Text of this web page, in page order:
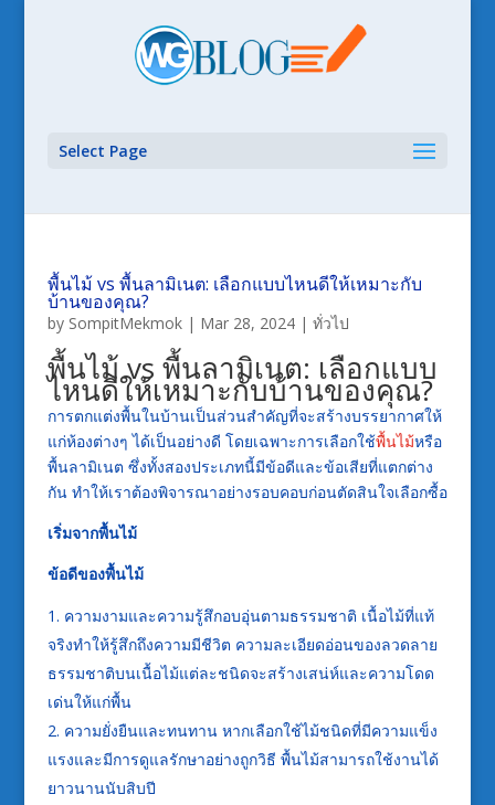
Select Page
พื้นไม้ vs พื้นลามิเนต: เลือกแบบไหนดีให้เหมาะกับ
บ้านของคุณ?
by SompitMekmok| Mar 28, 2024| ทั่วไป
พื้นไม้ vs พื้นลามิเนต: เลือกแบบ
ไหนดีให้เหมาะกับบ้านของคุณ?
การตกแต่งพื้นในบ้านเป็นส่วนสำคัญที่จะสร้างบรรยากาศให้
แก่ห้องต่างๆ ได้เป็นอย่างดี โดยเฉพาะการเลือกใช้พื้นไม้หรือ
พื้นลามิเนต ซึ่งทั้งสองประเภทนี้มีข้อดีและข้อเสียที่แตกต่าง
กัน ทำให้เราต้องพิจารณาอย่างรอบคอบก่อนตัดสินใจเลือกซื้อ
เริ่มจากพื้นไม้
ข้อดีของพื้นไม้
ความงามและความรู้สึกอบอุ่นตามธรรมชาติ เนื้อไม้ที่แท้
จริงทำให้รู้สึกถึงความมีชีวิต ความละเอียดอ่อนของลวดลาย
ธรรมชาติบนเนื้อไม้แต่ละชนิดจะสร้างเสน่ห์และความโดด
เด่นให้แก่พื้น
ความยั่งยืนและทนทาน หากเลือกใช้ไม้ชนิดที่มีความแข็ง
แรงและมีการดูแลรักษาอย่างถูกวิธี พื้นไม้สามารถใช้งานได้
ยาวนานนับสิบปี